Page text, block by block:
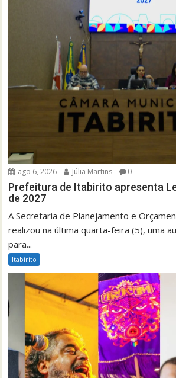
ago 6, 2026 Júlia Martins 0
Prefeitura de Itabirito apresenta
de 2027
A Secretaria de Planejamento e
realizou na última quarta-feira (5), uma
para...
Itabirito